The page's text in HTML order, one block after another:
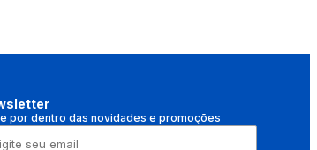
por dentro das novidades e promoções